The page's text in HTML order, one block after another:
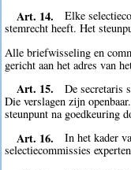
Art. 14.
Elke
stemrecht heeft. Het
Alle briefwisseling en
gericht aan het adres van
Art. 15.
De secretaris
Die verslagen zijn
steunpunt na goedkeuring
Art. 16.
In het kader
selectiecommissies